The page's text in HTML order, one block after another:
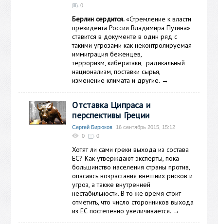
0
Берлин сердится.«Стремление к власти
президента России Владимира Путина»
ставится в документе в один ряд с
такими угрозами как неконтролируемая
иммиграция беженцев,
терроризм, кибератаки, радикальный
национализм, поставки сырья,
изменение климата и другие. →
Отставка Ципраса и
перспективы Греции
Сергей Бирюков
16 сентябрь 2015, 15:12
0
0
Хотят ли сами греки выхода из состава
ЕС? Как утверждают эксперты, пока
большинство населения страны против,
опасаясь возрастания внешних рисков и
угроз, а также внутренней
нестабильности. В то же время стоит
отметить, что число сторонников выхода
из ЕС постепенно увеличивается. →